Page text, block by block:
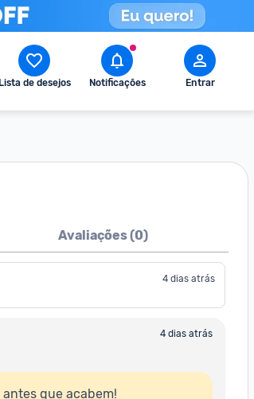
Lista de desejos Notificações Entrar
Avaliações (0)
4 dias atrás
4 dias atrás
antes que acabem!